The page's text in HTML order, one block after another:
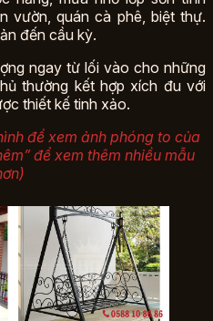
vườn, quán cà phê, biệt thự.
đến cầu kỳ.
ngay từ lối vào cho những
thường kết hợp xích đu với
thiết kế tinh xảo.
để xem ảnh phóng to của
để xem thêm nhiều mẫu